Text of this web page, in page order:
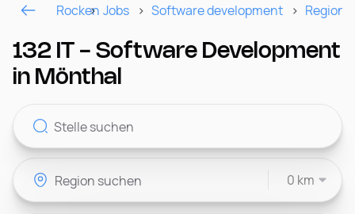
Für Arbeitgeber
Kontakt
CH
Rocken Jobs Software development Region
132 IT - Software Development
in Mönthal
0 km